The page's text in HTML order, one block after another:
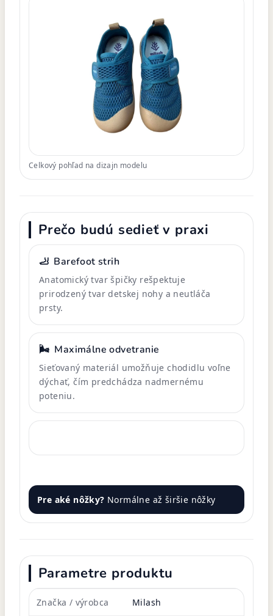
Celkový pohľad na dizajn modelu
Prečo budú sedieť v praxi
🦶 Barefoot strih
Anatomický tvar špičky rešpektuje
prirodzený tvar detskej nohy a neutláča
prsty.
🌬️ Maximálne odvetranie
Sieťovaný materiál umožňuje chodidlu voľne
dýchať, čím predchádza nadmernému
poteniu.
Pre aké nôžky? Normálne až širšie nôžky
Parametre produktu
Značka / výrobca Milash